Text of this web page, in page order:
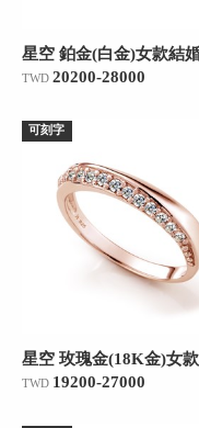
星空 鉑金(白金)女款結
TWD 20200-28000
可刻字
TWD 19200-27000